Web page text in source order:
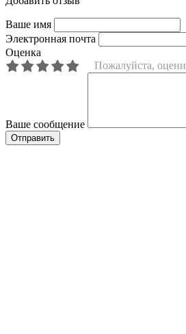
Ваше имя
Электронная почта
Оценка
Пожалуйста,
Ваше сообщение